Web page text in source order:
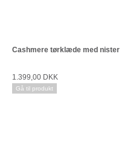
Cashmere tørklæde med nister
1.399,00 DKK
Gå til produkt